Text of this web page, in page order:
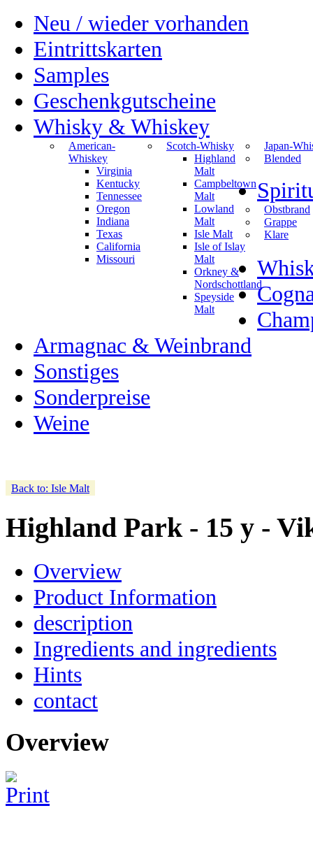
Neu / wieder vorhanden
Eintrittskarten
Samples
Geschenkgutscheine
Whisky & Whiskey
American-
Whiskey
Virginia
Kentucky
Tennessee
Oregon
Indiana
Texas
California
Missouri
Scotch-Whisky
Highland
Malt
Campbeltown
Malt
Lowland
Malt
Isle Malt
Isle of Islay
Malt
Orkney &
Nordschottland
Speyside
Malt
Japan-
Blended
Obstbrand
Grappe
Klare
Armagnac & Weinbrand
Sonstiges
Sonderpreise
Weine
Back to: Isle Malt
Highland Park - 15 y -
Overview
Product Information
description
Ingredients and ingredients
Hints
contact
Overview